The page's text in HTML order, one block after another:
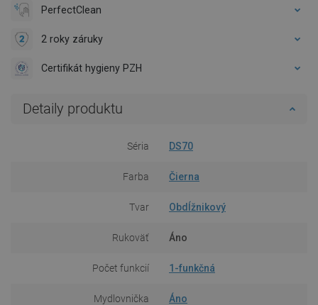
PerfectClean
2 roky záruky
Certifikát hygieny PZH
Detaily produktu
Séria DS70
Farba Čierna
Tvar Obdĺžnikový
Rukoväť Áno
Počet funkcií 1-funkčná
Mydlovnička Áno